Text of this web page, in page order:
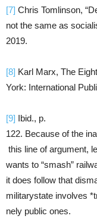
[7] Chris Tomlinson,
not the same as
2019.
[8] Karl Marx, The
York: International
[9] Ibid., p.
122. Because of the
this line of argument,
wants to “smash”
it does follow that
militarystate involves
nely public ones.